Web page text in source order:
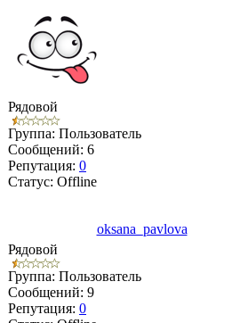
Рядовой
Группа: Пользователь
Сообщений: 6
Репутация: 0
Статус: Offline
oksana_pavlova
Рядовой
Группа: Пользователь
Сообщений: 9
Репутация: 0